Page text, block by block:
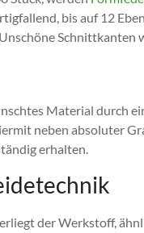
bis auf 12
Schnittkanten
Material durch
neben absoluter
erhalten.
der Werkstoff,